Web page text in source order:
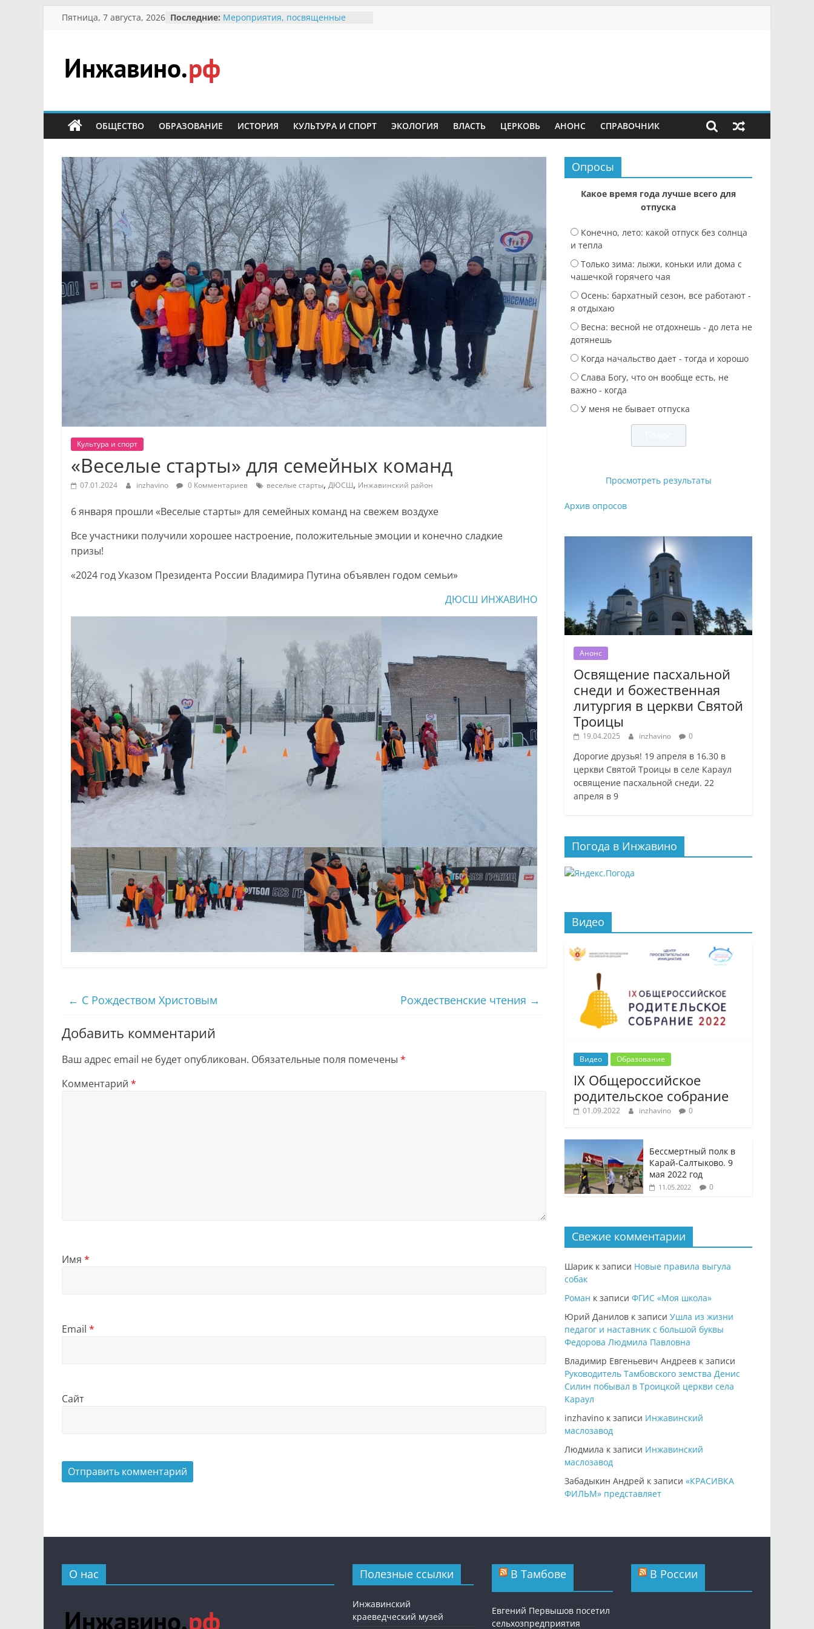
Перейти
Пятница, 7 августа, 2026 Последние: Мероприятия, посвященные
Безопасность в сети Интернет
Ученики приняли участие в
мероприятии «Сохраним
В вольере Воронинского
заповедника родились крапчатые
суслики
Инжавино.рф
сельский
портал
ОБЩЕСТВО ОБРАЗОВАНИЕ ИСТОРИЯ КУЛЬТУРА И СПОРТ ЭКОЛОГИЯ ВЛАСТЬ ЦЕРКОВЬ АНОНС СПРАВОЧНИК
Культура и спорт
«Веселые старты» для семейных команд
07.01.2024 inzhavino 0 Комментариев веселые старты, ДЮСШ, Инжавинский район
6 января прошли «Веселые старты» для семейных команд на свежем воздухе
Все участники получили хорошее настроение, положительные эмоции и конечно сладкие
призы!
«2024 год Указом Президента России Владимира Путина объявлен годом семьи»
ДЮСШ ИНЖАВИНО
← С Рождеством Христовым Рождественские чтения →
Добавить комментарий
Ваш адрес email не будет опубликован. Обязательные поля помечены *
Комментарий *
Имя *
Email *
Сайт
Опросы
Какое время года лучше всего для
отпуска
Конечно, лето: какой отпуск без солнца
и тепла
Только зима: лыжи, коньки или дома с
чашечкой горячего чая
Осень: бархатный сезон, все работают -
я отдыхаю
Весна: весной не отдохнешь - до лета не
дотянешь
Когда начальство дает - тогда и хорошо
Слава Богу, что он вообще есть, не
важно - когда
У меня не бывает отпуска
Просмотреть результаты
Архив опросов
Анонс
Освящение пасхальной
снеди и божественная
литургия в церкви Святой
Троицы
19.04.2025 inzhavino 0
Дорогие друзья! 19 апреля в 16.30 в
церкви Святой Троицы в селе Караул
освящение пасхальной снеди. 22
апреля в 9
Погода в Инжавино
Видео
Видео Образование
IX Общероссийское
родительское собрание
01.09.2022 inzhavino 0
Бессмертный полк в
Карай-Салтыково. 9
мая 2022 год
11.05.2022 0
Свежие комментарии
Шарик к записи Новые правила выгула
собак
Роман к записи ФГИС «Моя школа»
Юрий Данилов к записи Ушла из жизни
педагог и наставник с большой буквы
Федорова Людмила Павловна
Владимир Евгеньевич Андреев к записи
Руководитель Тамбовского земства Денис
Силин побывал в Троицкой церкви села
Караул
inzhavino к записи Инжавинский
маслозавод
Людмила к записи Инжавинский
маслозавод
Забадыкин Андрей к записи «КРАСИВКА
ФИЛЬМ» представляет
О нас Полезные ссылки
Инжавинский
краеведческий музей
В Тамбове
Евгений Первышов посетил
сельхозпредприятия
В России